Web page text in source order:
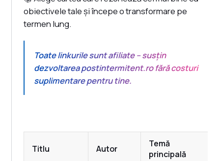
obiectivele tale și începe o transformare pe
termen lung.
Toate linkurile sunt afiliate – susțin
dezvoltarea postintermitent.ro fără costuri
suplimentare pentru tine.
Titlu Autor
Temă
principală